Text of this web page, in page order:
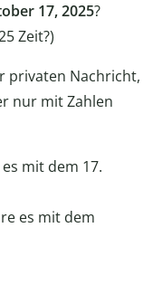
17, 2025?
Zeit?)
privaten Nachricht,
nur mit Zahlen
mit dem 17.
es mit dem